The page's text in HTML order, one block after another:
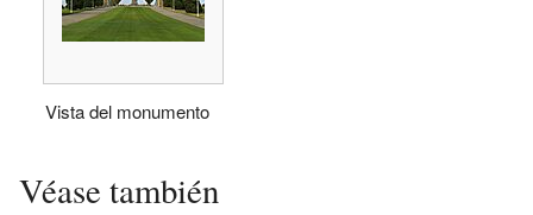
Vista del monumento
Véase también